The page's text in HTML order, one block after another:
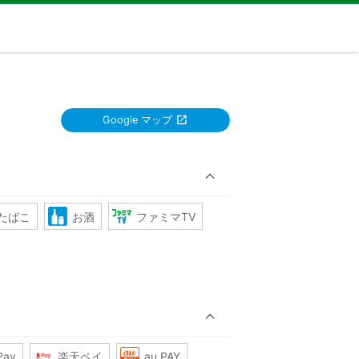
Google マップ
ばこ お酒 ファミマTV